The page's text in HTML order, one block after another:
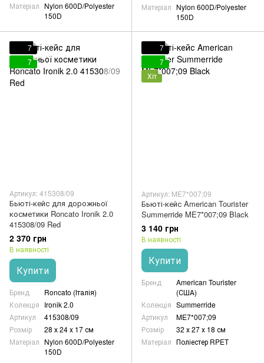
Матеріал Nylon 600D/Polyester
150D
Матеріал Nylon 600D/Polyester
150D
7
7
Артикул: 415308/09
Бьюті-кейс для дорожньої
косметики Roncato Ironik 2.0
415308/09 Red
2 370 грн
В наявності
Купити
Бренд
Roncato (Італія)
Колекція Ironik 2.0
Артикул
415308/09
Розмір
28 х 24 х 17 см
Матеріал Nylon 600D/Polyester
150D
7
7
Хіт
Артикул: ME7*007;09
Бьюті-кейс American Tourister
Summerride ME7*007;09 Black
3 140 грн
В наявності
Купити
Бренд
American Tourister
(США)
Колекція Summerride
Артикул
ME7*007;09
Розмір
32 х 27 х 18 см
Матеріал Поліестер RPET